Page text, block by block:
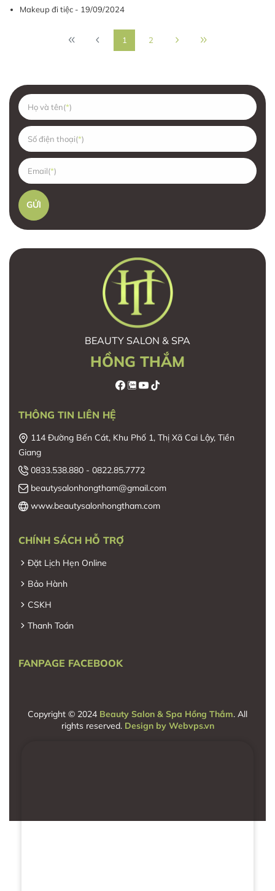
Makeup đi tiệc - 19/09/2024
1 2
Họ và tên(
Số điện thoại(
Email(
BEAUTY SALON & SPA
HỒNG THẮM
THÔNG TIN LIÊN HỆ
114 Đường Bến Cát, Khu Phố 1, Thị Xã Cai Lậy, Tiền
Giang
0833.538.880 - 0822.85.7772
beautysalonhongtham@gmail.com
www.beautysalonhongtham.com
CHÍNH SÁCH HỖ TRỢ
Đặt Lịch Hẹn Online
Bảo Hành
CSKH
Thanh Toán
FANPAGE FACEBOOK
Copyright © 2024 Beauty Salon & Spa Hồng Thắm. All
rights reserved. Design by Webvps.vn